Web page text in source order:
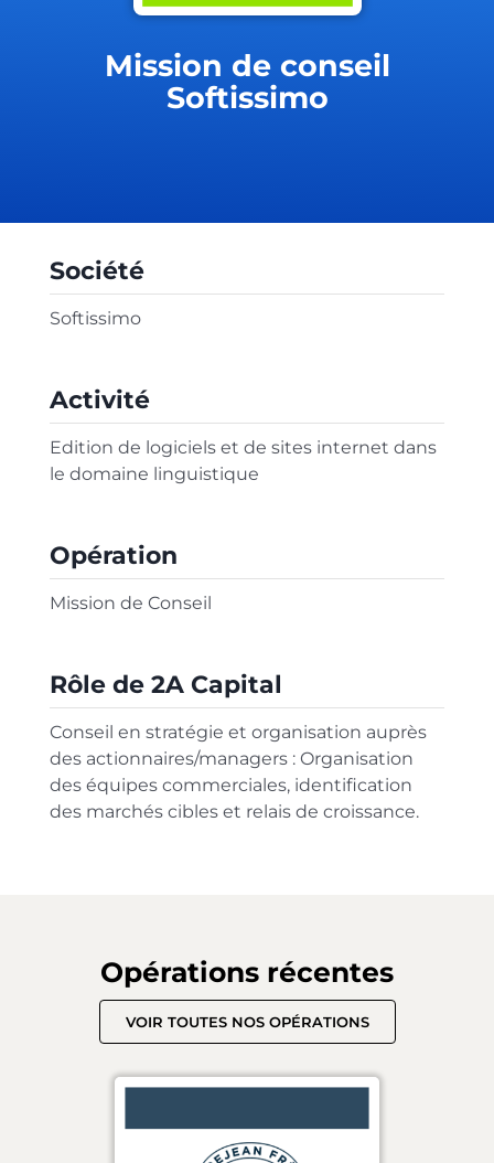
Mission de conseil
Softissimo
Société
Softissimo
Activité
Edition de logiciels et de sites internet dans
le domaine linguistique
Opération
Mission de Conseil
Rôle de 2A Capital
Conseil en stratégie et organisation auprès
des actionnaires/managers : Organisation
des équipes commerciales, identification
des marchés cibles et relais de croissance.
Opérations récentes
VOIR TOUTES NOS OPÉRATIONS